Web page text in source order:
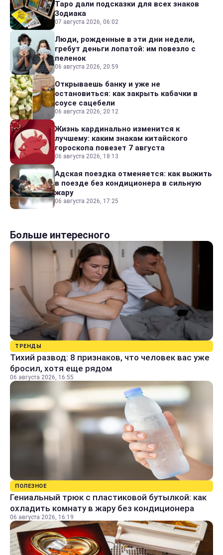
Таро дали подсказки для всех знаков
Зодиака
07 августа 2026, 06:02
Люди, рожденные в эти дни недели,
гребут деньги лопатой: им повезло с
пеленок
06 августа 2026, 20:59
Открываешь банку и уже не
остановиться: как закрыть кабачки в
соусе сацебели
06 августа 2026, 20:12
Жизнь кардинально изменится к
лучшему: каким знакам китайского
гороскопа повезет 7 августа
06 августа 2026, 18:13
Адская поездка отменяется: как выжить
в поезде без кондиционера в сильную
жару
06 августа 2026, 17:25
Больше интересного
ТРЕНДЫ
Тихий развод: 8 признаков, что человек вас уже
бросил, хотя еще рядом
06 августа 2026, 16:55
ПОЛЕЗНОЕ
Гениальный трюк с пластиковой бутылкой: как
охладить комнату в жару без кондиционера
06 августа 2026, 16:19